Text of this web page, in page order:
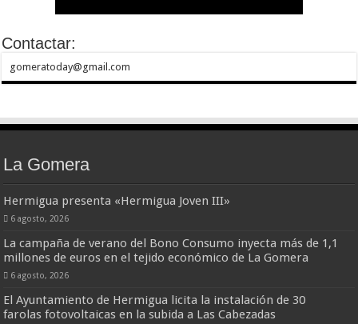
Contactar:
gomeratoday@gmail.com
La Gomera
Hermigua presenta «Hermigua Joven III»
6 agosto, 2026
La campaña de verano del Bono Consumo inyecta más de 1,1
millones de euros en el tejido económico de La Gomera
6 agosto, 2026
El Ayuntamiento de Hermigua licita la instalación de 30
farolas fotovoltaicas en la subida a Las Cabezadas